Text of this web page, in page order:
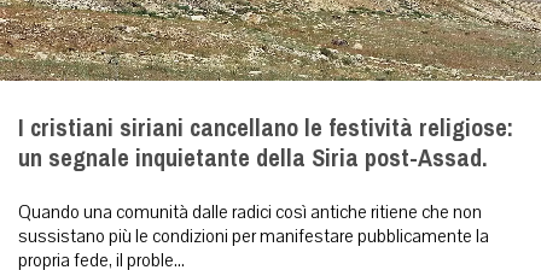
I cristiani siriani cancellano le festività religiose:
un segnale inquietante della Siria post-Assad.
Quando una comunità dalle radici così antiche ritiene che non
sussistano più le condizioni per manifestare pubblicamente la
propria fede, il proble...